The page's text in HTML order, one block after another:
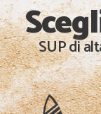
SUP di